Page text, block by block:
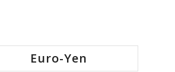
Euro-Yen